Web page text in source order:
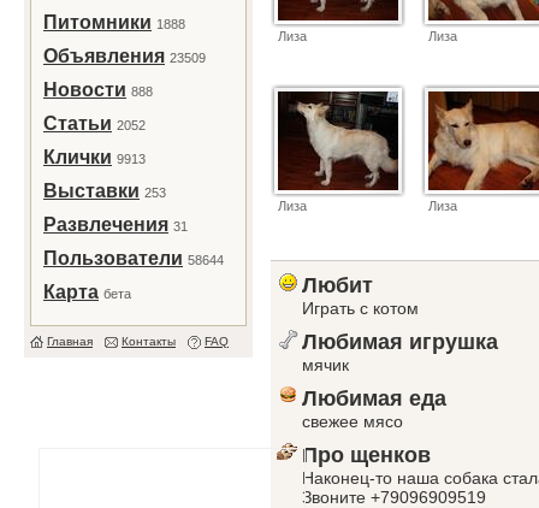
Питомники 1888
Объявления 23509
Новости 888
Статьи 2052
Клички 9913
Выставки 253
Развлечения 31
Пользователи 58644
Карта бета
Главная Контакты FAQ
Лиза Лиза
Лиза Лиза
Любит
Играть с котом
Любимая игрушка
мячик
Любимая еда
свежее мясо
Про щенков
Наконец-то наша собака
Звоните +79096909519